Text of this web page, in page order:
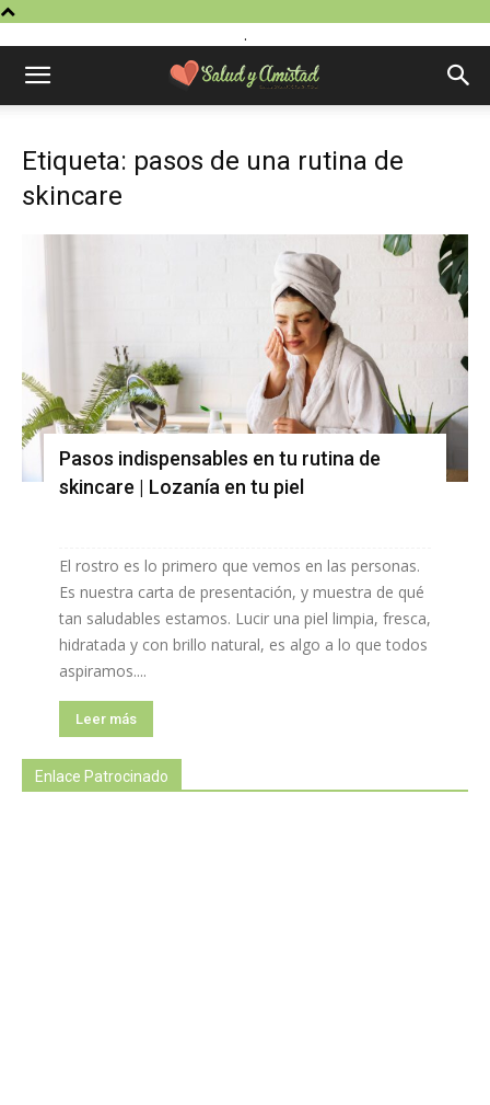
.
Etiqueta: pasos de una rutina de
skincare
Pasos indispensables en tu rutina de
skincare | Lozanía en tu piel
El rostro es lo primero que vemos en las personas.
Es nuestra carta de presentación, y muestra de qué
tan saludables estamos. Lucir una piel limpia, fresca,
hidratada y con brillo natural, es algo a lo que todos
aspiramos....
Leer más
Enlace Patrocinado